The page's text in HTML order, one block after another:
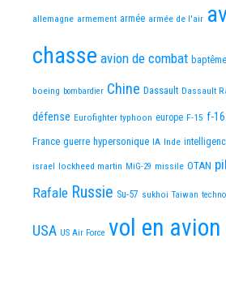
allemagne armement armée armée de l'air
chasse avion de combat
boeing bombardier Chine Dassault Dassault
défense Eurofighter typhoon europe F-15 f-16
France guerre hypersonique IA Inde
israel lockheed martin MiG-29 missile OTAN
Rafale Russie Su-57 sukhoi Taiwan
USA US Air Force vol en avion